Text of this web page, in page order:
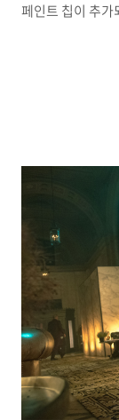
페인트 칩이 추가